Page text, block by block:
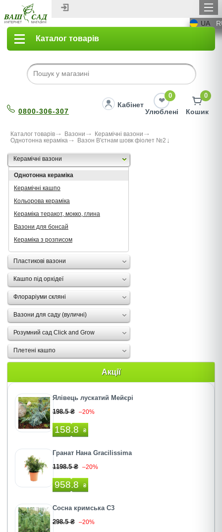
UA
Каталог товарів
0800-306-307
Кабінет
0
Улюблені
0
Кошик
Каталог товарів Вазони
Керамічні вазони
Однотонна кераміка
Вазон В'єтнам шовк фіолет №2
Керамічні вазони
Однотонна кераміка
Керамічні кашпо
Кольорова кераміка
Кераміка теракот, мокко, глина
Вазони для бонсай
Кераміка з розписом
Пластикові вазони
Кашпо під орхідеї
Флораріуми скляні
Вазони для саду (вуличні)
Розумний сад Click and Grow
Плетені кашпо
Акції
Ялівець лускатий Мейєрі
198.5 ₴ –20%
158.8 ₴
Гранат Нана Gracilissima
1198.5 ₴ –20%
958.8 ₴
Сосна кримська С3
298.5 ₴ –20%